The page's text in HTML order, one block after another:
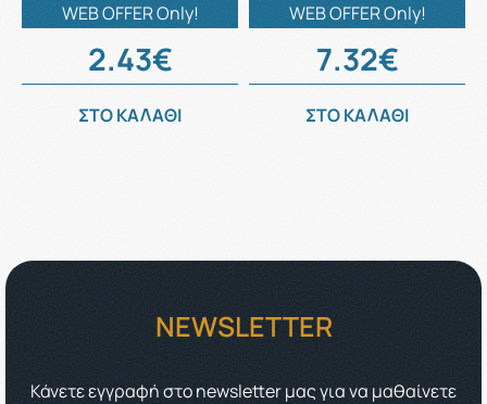
WEB OFFER Only!
2.43€
ΣΤΟ ΚΑΛΑΘΙ
WEB OFFER Only!
7.32€
ΣΤΟ ΚΑΛΑΘΙ
NEWSLETTER
Κάνετε εγγραφή στο newsletter μας για να μαθαίνετε